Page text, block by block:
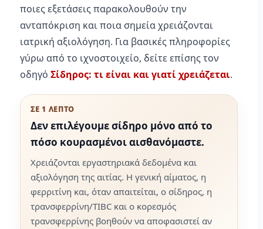
ποιες εξετάσεις παρακολουθούν την
ανταπόκριση και ποια σημεία χρειάζονται
ιατρική αξιολόγηση. Για βασικές πληροφορίες
γύρω από το ιχνοστοιχείο, δείτε επίσης τον
οδηγό Σίδηρος: τι είναι και γιατί χρειάζεται.
ΣΕ 1 ΛΕΠΤΟ
Δεν επιλέγουμε σίδηρο μόνο από το
πόσο κουρασμένοι αισθανόμαστε.
Χρειάζονται εργαστηριακά δεδομένα και
αξιολόγηση της αιτίας. Η γενική αίματος, η
φερριτίνη και, όταν απαιτείται, ο σίδηρος, η
τρανσφερρίνη/TIBC και ο κορεσμός
τρανσφερρίνης βοηθούν να αποφασιστεί αν